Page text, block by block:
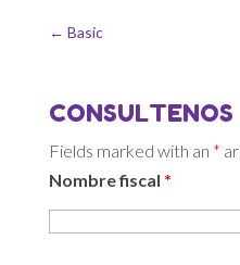
← Basic
CONSULTENOS
Fields marked with an *
Nombre fiscal *